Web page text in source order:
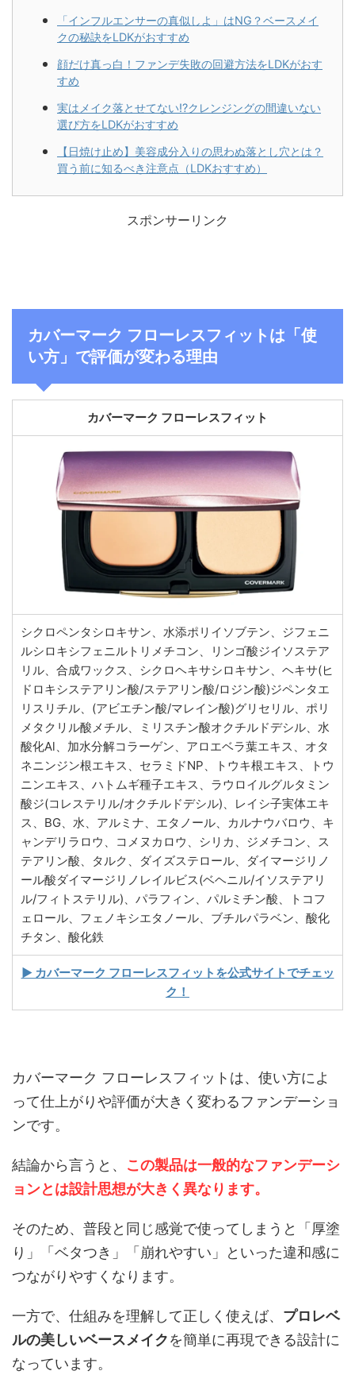
「インフルエンサーの真似しよ」はNG？ベースメイ
クの秘訣をLDKがおすすめ
顔だけ真っ白！ファンデ失敗の回避方法をLDKがおす
すめ
実はメイク落とせてない!?クレンジングの間違いない
選び方をLDKがおすすめ
【日焼け止め】美容成分入りの思わぬ落とし穴とは？
買う前に知るべき注意点（LDKおすすめ）
スポンサーリンク
カバーマーク フローレスフィットは「使
い方」で評価が変わる理由
カバーマーク フローレスフィット
シクロペンタシロキサン、水添ポリイソブテン、ジフェニ
ルシロキシフェニルトリメチコン、リンゴ酸ジイソステア
リル、合成ワックス、シクロヘキサシロキサン、ヘキサ(ヒ
ドロキシステアリン酸/ステアリン酸/ロジン酸)ジペンタエ
リスリチル、(アビエチン酸/マレイン酸)グリセリル、ポリ
メタクリル酸メチル、ミリスチン酸オクチルドデシル、水
酸化Al、加水分解コラーゲン、アロエベラ葉エキス、オタ
ネニンジン根エキス、セラミドNP、トウキ根エキス、トウ
ニンエキス、ハトムギ種子エキス、ラウロイルグルタミン
酸ジ(コレステリル/オクチルドデシル)、レイシ子実体エキ
ス、BG、水、アルミナ、エタノール、カルナウバロウ、キ
ャンデリラロウ、コメヌカロウ、シリカ、ジメチコン、ス
テアリン酸、タルク、ダイズステロール、ダイマージリノ
ール酸ダイマージリノレイルビス(ベヘニル/イソステアリ
ル/フィトステリル)、パラフィン、パルミチン酸、トコフ
ェロール、フェノキシエタノール、ブチルパラベン、酸化
チタン、酸化鉄
▶ カバーマーク フローレスフィットを公式サイトでチェッ
ク！
カバーマーク フローレスフィットは、使い方によ
って仕上がりや評価が大きく変わるファンデーショ
ンです。
結論から言うと、 この製品は一般的なファンデーシ
ョンとは設計思想が大きく異なります。
そのため、普段と同じ感覚で使ってしまうと「厚塗
り」「ベタつき」「崩れやすい」といった違和感に
つながりやすくなります。
一方で、仕組みを理解して正しく使えば、 プロレベ
ルの美しいベースメイクを簡単に再現できる設計に
なっています。